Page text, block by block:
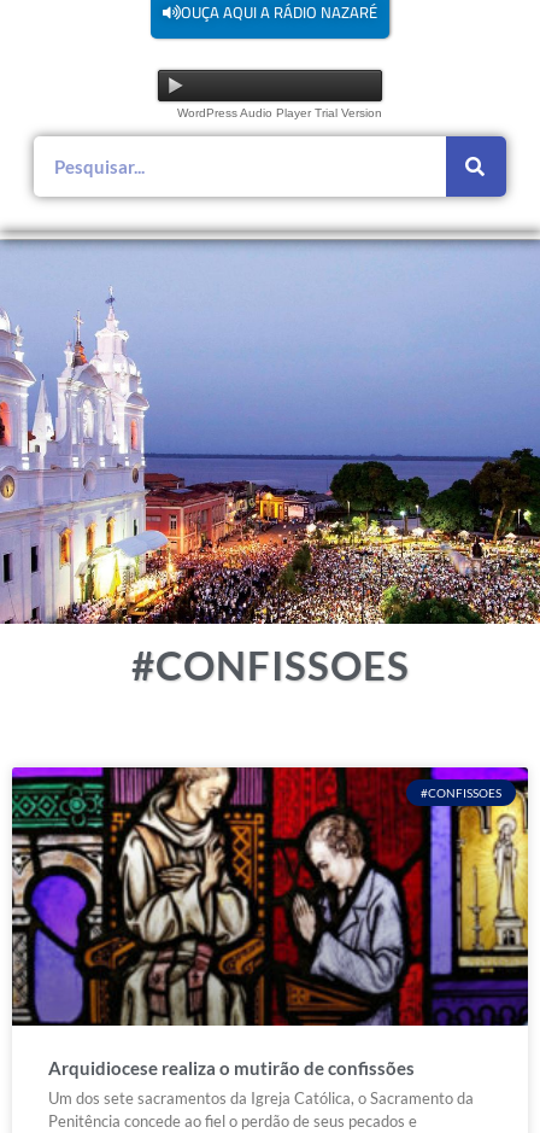
OUÇA AQUI A RÁDIO NAZARÉ
WordPress Audio Player Trial Version
#CONFISSOES
#CONFISSOES
Arquidiocese realiza o mutirão de confissões
Um dos sete sacramentos da Igreja Católica, o Sacramento da
Penitência concede ao fiel o perdão de seus pecados e